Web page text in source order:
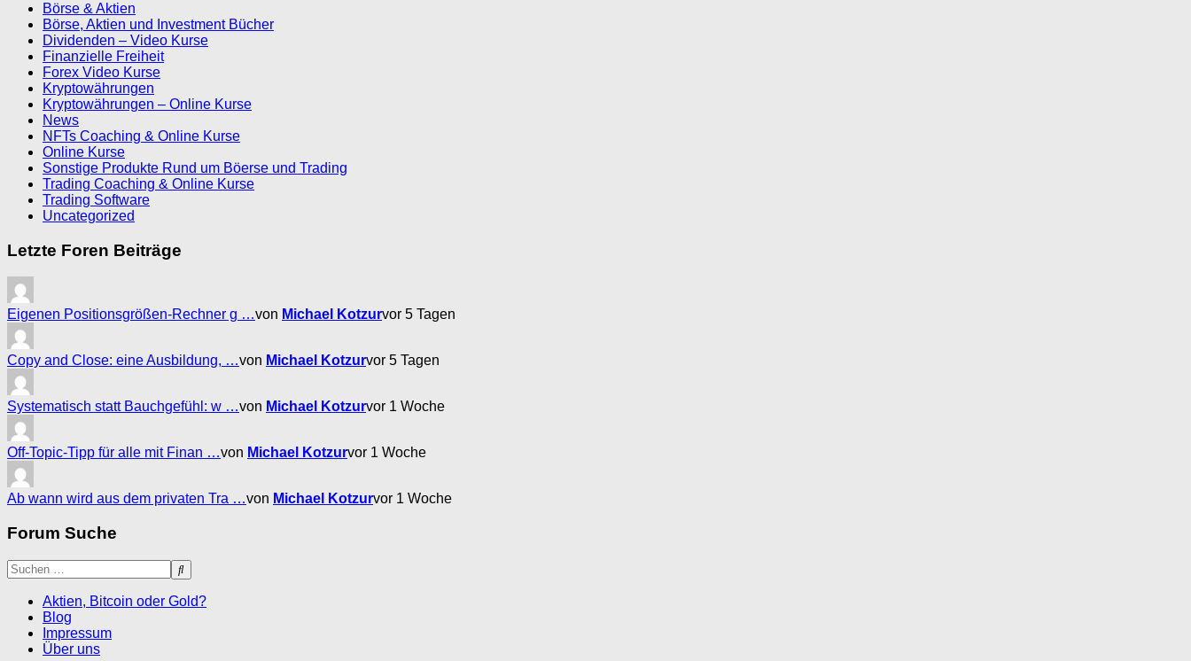
Börse & Aktien
Börse, Aktien und Investment Bücher
Dividenden – Video Kurse
Finanzielle Freiheit
Forex Video Kurse
Kryptowährungen
Kryptowährungen – Online Kurse
News
NFTs Coaching & Online Kurse
Online Kurse
Sonstige Produkte Rund um Böerse und Trading
Trading Coaching & Online Kurse
Trading Software
Uncategorized
Letzte Foren Beiträge
Eigenen Positionsgrößen-Rechner g …von Michael Kotzurvor 5 Tagen
Copy and Close: eine Ausbildung, …von Michael Kotzurvor 5 Tagen
Systematisch statt Bauchgefühl: w …von Michael Kotzurvor 1 Woche
Off-Topic-Tipp für alle mit Finan …von Michael Kotzurvor 1 Woche
Ab wann wird aus dem privaten Tra …von Michael Kotzurvor 1 Woche
Forum Suche
Aktien, Bitcoin oder Gold?
Blog
Impressum
Über uns